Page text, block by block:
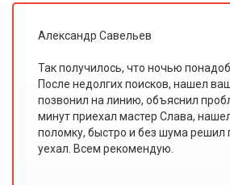
Иван Ольховский
Я всегда считал, что мастеры по
знают свою работу. Этот сервис
обратное. В "Доверии" работают
профессионалы, потому что такого
ремонта и сервиса я еще не видел!